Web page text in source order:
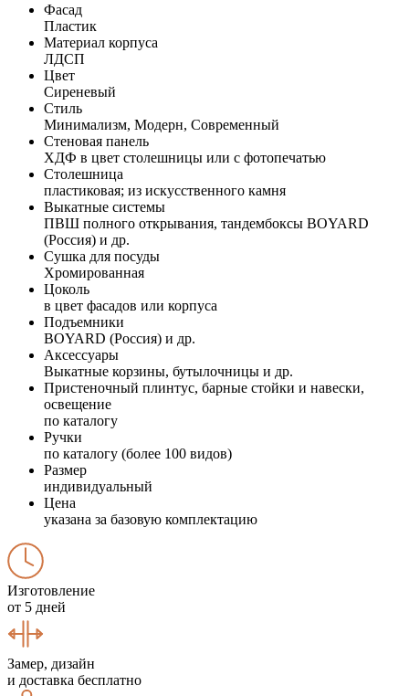
Фасад
Пластик
Материал корпуса
ЛДСП
Цвет
Сиреневый
Стиль
Минимализм, Модерн, Современный
Стеновая панель
ХДФ в цвет столешницы или с фотопечатью
Столешница
пластиковая; из искусственного камня
Выкатные системы
ПВШ полного открывания, тандембоксы BOYARD
(Россия) и др.
Сушка для посуды
Хромированная
Цоколь
в цвет фасадов или корпуса
Подъемники
BOYARD (Россия) и др.
Аксессуары
Выкатные корзины, бутылочницы и др.
Пристеночный плинтус, барные стойки и навески,
освещение
по каталогу
Ручки
по каталогу (более 100 видов)
Размер
индивидуальный
Цена
указана за базовую комплектацию
Изготовление
от 5 дней
Замер, дизайн
и доставка бесплатно